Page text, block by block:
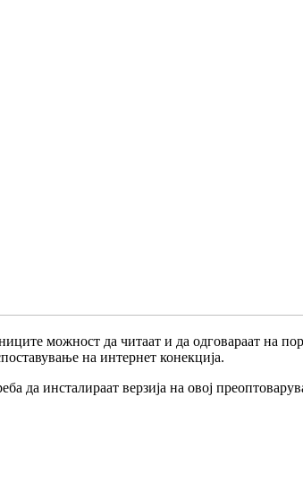
можност да читаат и да одговараат на
на интернет конекција.
да инсталираат верзија на овој